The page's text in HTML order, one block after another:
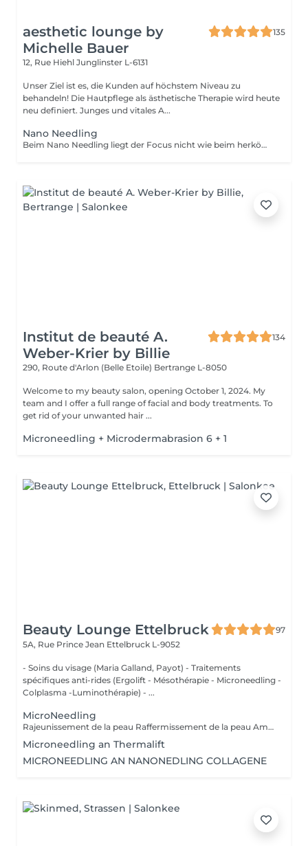
aesthetic lounge by
Michelle Bauer
135
12, Rue Hiehl Junglinster L-6131
Unser Ziel ist es, die Kunden auf höchstem Niveau zu
behandeln! Die Hautpflege als ästhetische Therapie wird heute
neu definiert. Junges und vitales A...
Nano Needling
Beim Nano Needling liegt der Focus nicht wie beim herkömmlichen kosmetischen Micro Needling auf Gewebeaufbau in der Tiefe, sondern auf - Porenverfeinerung - Stimulation der Epidermis und - Verwertung spezieller Wirkstoffkonzentrate. Produkte dringen 97% besser ein, wenn sie in Verbindung mit Nano Needling verwendet werden! Hautprobleme wie - Trockenheitsfältchen - Elastizitätsverlust - Augenschatten - Hyperpigmentierung oder - Neigung zu Unreinheiten werden verbessert. Das Nano Needling ist absolut schmerzfrei und kann bei jedem Hauttyp angewendet werden!
Institut de beauté A.
Weber-Krier by Billie
134
290, Route d'Arlon (Belle Etoile) Bertrange L-8050
Welcome to my beauty salon, opening October 1, 2024. My
team and I offer a full range of facial and body treatments. To
get rid of your unwanted hair ...
Microneedling + Microdermabrasion 6 + 1
Beauty Lounge Ettelbruck
97
5A, Rue Prince Jean Ettelbruck L-9052
- Soins du visage (Maria Galland, Payot) - Traitements
spécifiques anti-rides (Ergolift - Mésothérapie - Microneedling -
Colplasma -Luminothérapie) - ...
MicroNeedling
Rajeunissement de la peau Raffermissement de la peau Amélioration du grqin de pequ Réduction des rides Diminution des pores En cas de Cicatrices
Microneedling an Thermalift
MICRONEEDLING AN NANONEDLING COLLAGENE